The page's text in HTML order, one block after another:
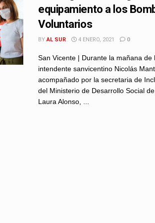
equipamiento a los
Voluntarios
BY AL SUR 4 ENERO, 2021 0
San Vicente | Durante la mañana de
intendente sanvicentino Nicolás
acompañado por la secretaria de
del Ministerio de Desarrollo Social
Laura Alonso, ...